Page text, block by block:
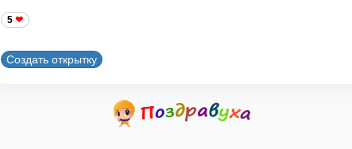
5
Создать открытку